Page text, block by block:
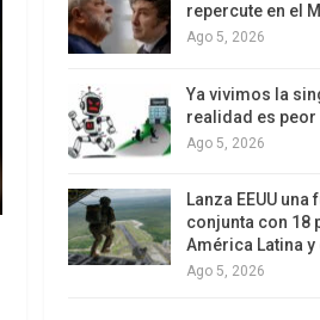
repercute en el
Ago 5, 2026
Ya vivimos la
realidad es
Ago 5, 2026
Lanza EEUU
conjunta con 18
América Latina y
Ago 5, 2026